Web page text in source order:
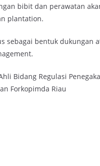
bibit dan perawatan
plantation.
sebagai bentuk dukungan
Bidang Regulasi
Forkopimda Riau